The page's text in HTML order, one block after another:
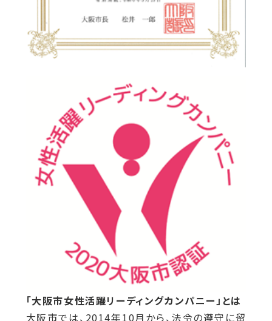
「大阪市女性活躍リーディングカンパニー」とは
大阪市では、2014年10月から、法令の遵守に留